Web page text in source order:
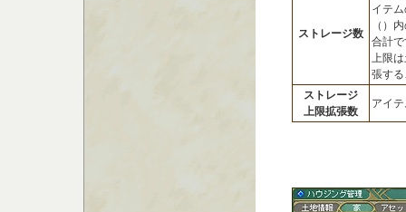
ストレージ数
イテ
（）
合計
上限
張す
ストレージ
上限拡張数
アイ